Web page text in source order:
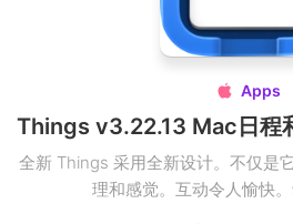
 Apps
全新 Things 采用全新设计。不仅是
理和感觉。互动令人愉快